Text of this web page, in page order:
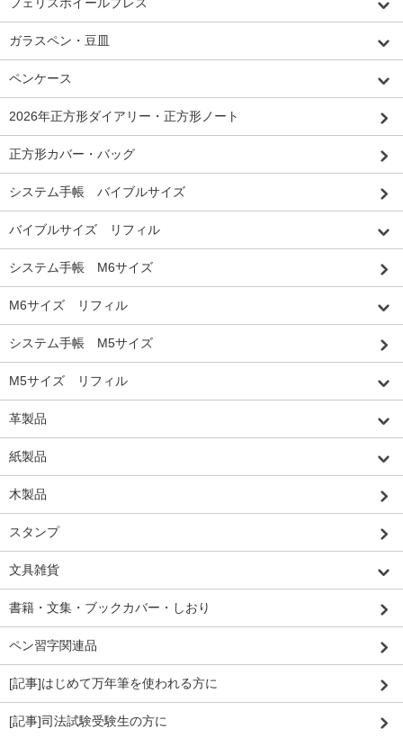
ガラスペン・豆皿
ペンケース
2026年正方形ダイアリー・正方形ノート
正方形カバー・バッグ
システム手帳 バイブルサイズ
バイブルサイズ リフィル
システム手帳 M6サイズ
M6サイズ リフィル
システム手帳 M5サイズ
M5サイズ リフィル
革製品
紙製品
木製品
スタンプ
文具雑貨
書籍・文集・ブックカバー・しおり
ペン習字関連品
[記事]はじめて万年筆を使われる方に
[記事]司法試験受験生の方に